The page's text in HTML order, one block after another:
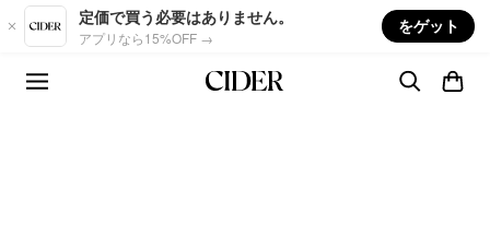
Skip to main content
定価で買う必要はありません。
アプリなら15%OFF →
をゲット